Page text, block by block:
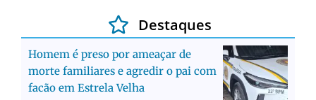
Destaques
Homem é preso por ameaçar de
morte familiares e agredir o pai com
facão em Estrela Velha